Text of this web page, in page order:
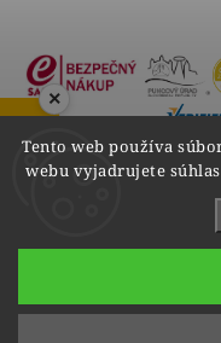
Tento web používa
webu vyjadrujete
ZOBRAZIŤ RECENZIE
×